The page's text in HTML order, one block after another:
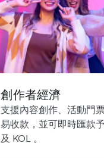
創作者經濟
支援內容創作、活動門
易收款，並可即時匯款
及 KOL 。